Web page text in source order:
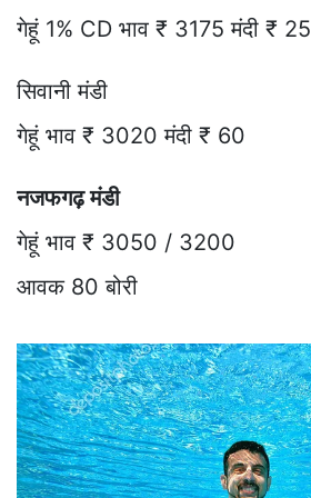
गेहूं 1% CD भाव ₹ 3175 मंदी ₹ 25
सिवानी मंडी
गेहूं भाव ₹ 3020 मंदी ₹ 60
नजफगढ़ मंडी
गेहूं भाव ₹ 3050 / 3200
आवक 80 बोरी